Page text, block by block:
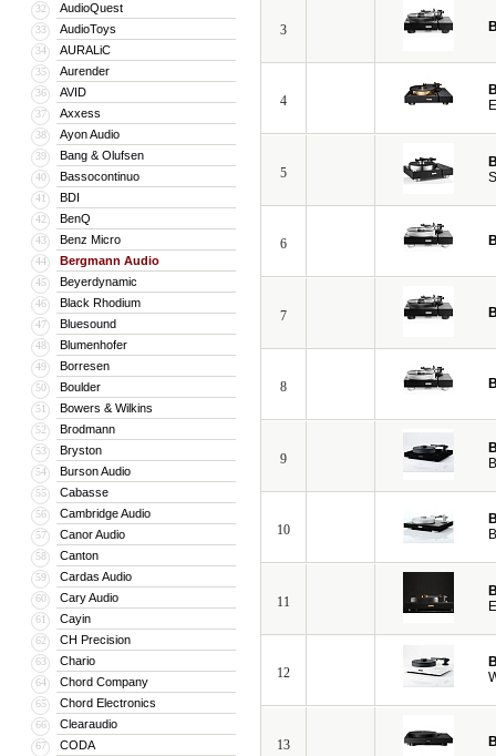
32 AudioQuest
33 AudioToys
34 AURALiC
35 Aurender
36 AVID
37 Axxess
38 Ayon Audio
39 Bang & Olufsen
40 Bassocontinuo
41 BDI
42 BenQ
43 Benz Micro
44 Bergmann Audio
45 Beyerdynamic
46 Black Rhodium
47 Bluesound
48 Blumenhofer
49 Borresen
50 Boulder
51 Bowers & Wilkins
52 Brodmann
53 Bryston
54 Burson Audio
55 Cabasse
56 Cambridge Audio
57 Canor Audio
58 Canton
59 Cardas Audio
60 Cary Audio
61 Cayin
62 CH Precision
63 Chario
64 Chord Company
65 Chord Electronics
66 Clearaudio
67 CODA
<p>
Естественно, это не делает
труда вкупе с разработками и
ведь авторская и ювелирная по
</p>
3
4
5
6
7
8
9
10
11
12
13